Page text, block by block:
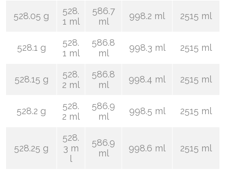
528.05 g
528.
1 ml
586.7
ml
998.2 ml 2515 ml
528.1 g
528.
1 ml
586.8
ml
998.3 ml 2515 ml
528.15 g
528.
2 ml
586.8
ml
998.4 ml 2515 ml
528.2 g
528.
2 ml
586.9
ml
998.5 ml 2515 ml
528.25 g
528.
3 m
l
586.9
ml
998.6 ml 2515 ml